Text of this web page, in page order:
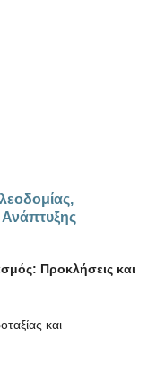
Ανάπτυξης
Προκλήσεις και
και